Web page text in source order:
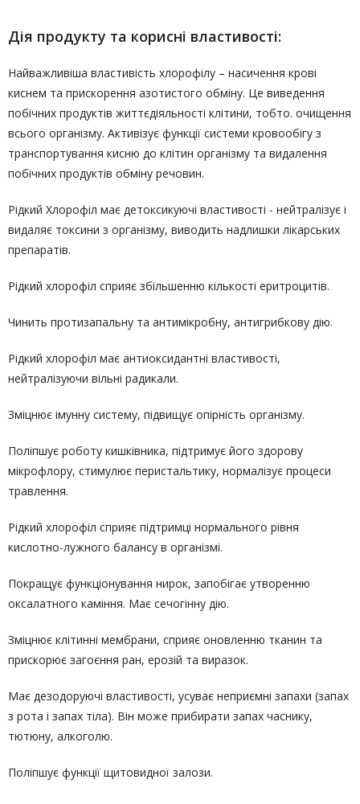
Дія продукту та корисні властивості:
Найважливіша властивість хлорофілу – насичення крові
киснем та прискорення азотистого обміну. Це виведення
побічних продуктів життєдіяльності клітини, тобто. очищення
всього організму. Активізує функції системи кровообігу з
транспортування кисню до клітин організму та видалення
побічних продуктів обміну речовин.
Рідкий Хлорофіл має детоксикуючі властивості - нейтралізує і
видаляє токсини з організму, виводить надлишки лікарських
препаратів.
Рідкий хлорофіл сприяє збільшенню кількості еритроцитів.
Чинить протизапальну та антимікробну, антигрибкову дію.
Рідкий хлорофіл має антиоксидантні властивості,
нейтралізуючи вільні радикали.
Зміцнює імунну систему, підвищує опірність організму.
Поліпшує роботу кишківника, підтримує його здорову
мікрофлору, стимулює перистальтику, нормалізує процеси
травлення.
Рідкий хлорофіл сприяє підтримці нормального рівня
кислотно-лужного балансу в організмі.
Покращує функціонування нирок, запобігає утворенню
оксалатного каміння. Має сечогінну дію.
Зміцнює клітинні мембрани, сприяє оновленню тканин та
прискорює загоєння ран, ерозій та виразок.
Має дезодоруючі властивості, усуває неприємні запахи (запах
з рота і запах тіла). Він може прибирати запах часнику,
тютюну, алкоголю.
Поліпшує функції щитовидної залози.